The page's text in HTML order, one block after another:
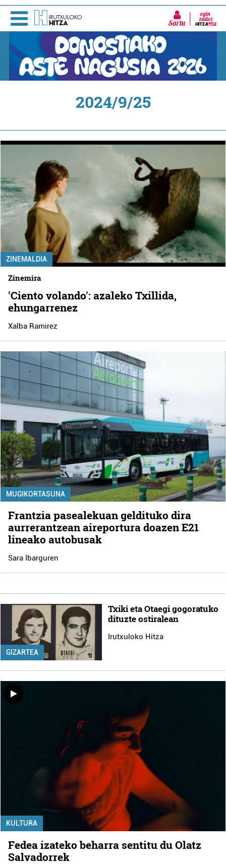
Sartu
2024/9/25
ZINEMALDIA
Zinemira
'Ciento volando': azaleko Txillida,
ehungarrenez
Xalba Ramirez
MUGIKORTASUNA
Frantzia pasealekuan geldituko dira
aurrerantzean aireportura doazen E21
lineako autobusak
Sara Ibarguren
GIZARTEA
Txiki eta Otaegi gogoratuko
dituzte ostiralean
Irutxuloko Hitza
KULTURA
Fedea izateko beharra sentitu du Olatz
Salvadorrek